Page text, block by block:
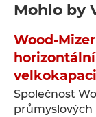
Mohlo by
Wood-
Společnost